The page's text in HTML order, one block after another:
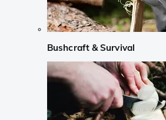
Bushcraft & Survival